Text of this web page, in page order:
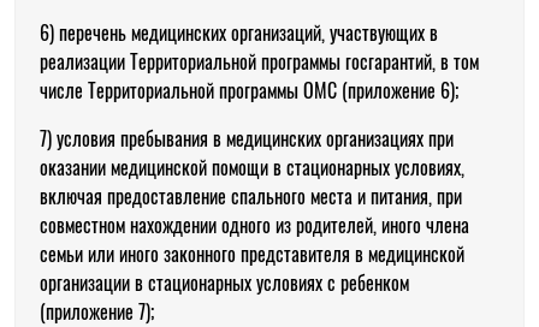
6) перечень медицинских организаций, участвующих в
реализации Территориальной программы госгарантий, в том
числе Территориальной программы ОМС (приложение 6);
7) условия пребывания в медицинских организациях при
оказании медицинской помощи в стационарных условиях,
включая предоставление спального места и питания, при
совместном нахождении одного из родителей, иного члена
семьи или иного законного представителя в медицинской
организации в стационарных условиях с ребенком
(приложение 7);